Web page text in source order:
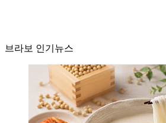
브라보 인기뉴스